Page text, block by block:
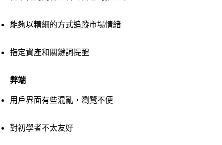
能夠以精細的方式追蹤市場情緒
指定資產和關鍵詞提醒
弊端
用戶界面有些混亂，瀏覽不便
對初學者不太友好